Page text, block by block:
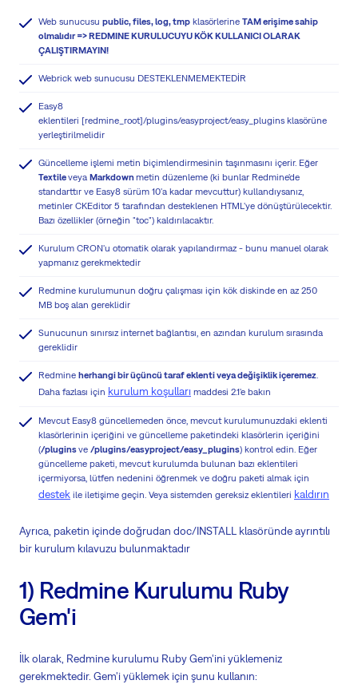
Web sunucusu public, files, log, tmp klasörlerine TAM erişime sahip
olmalıdır => REDMINE KURULUCUYU KÖK KULLANICI OLARAK
ÇALIŞTIRMAYIN!
Webrick web sunucusu DESTEKLENMEMEKTEDİR
Easy8
eklentileri [redmine_root]/plugins/easyproject/easy_plugins klasörüne
yerleştirilmelidir
Güncelleme işlemi metin biçimlendirmesinin taşınmasını içerir. Eğer
Textileveya Markdownmetin düzenleme (ki bunlar Redmine'de
standarttır ve Easy8 sürüm 10'a kadar mevcuttur) kullandıysanız,
metinler CKEditor 5 tarafından desteklenen HTML'ye dönüştürülecektir.
Bazı özellikler (örneğin "toc") kaldırılacaktır.
Kurulum CRON'u otomatik olarak yapılandırmaz - bunu manuel olarak
yapmanız gerekmektedir
Redmine kurulumunun doğru çalışması için kök diskinde en az 250
MB boş alan gereklidir
Sunucunun sınırsız internet bağlantısı, en azından kurulum sırasında
gereklidir
Redmine herhangi bir üçüncü taraf eklenti veya değişiklik içeremez.
Daha fazlası için kurulum koşulları maddesi 2.1'e bakın
Mevcut Easy8 güncellemeden önce, mevcut kurulumunuzdaki eklenti
klasörlerinin içeriğini ve güncelleme paketindeki klasörlerin içeriğini
(/pluginsve /plugins/easyproject/easy_plugins) kontrol edin. Eğer
güncelleme paketi, mevcut kurulumda bulunan bazı eklentileri
içermiyorsa, lütfen nedenini öğrenmek ve doğru paketi almak için
destek ile iletişime geçin. Veya sistemden gereksiz eklentileri kaldırın
Ayrıca, paketin içinde doğrudan doc/INSTALL klasöründe ayrıntılı
bir kurulum kılavuzu bulunmaktadır
1) Redmine Kurulumu Ruby
Gem'i
İlk olarak, Redmine kurulumu Ruby Gem'ini yüklemeniz
gerekmektedir. Gem'i yüklemek için şunu kullanın: